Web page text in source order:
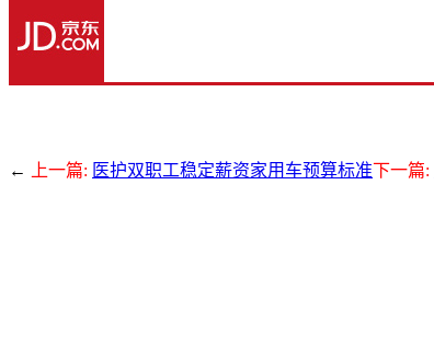
← 上一篇: 医护双职工稳定薪资家用车预算标准下一篇: